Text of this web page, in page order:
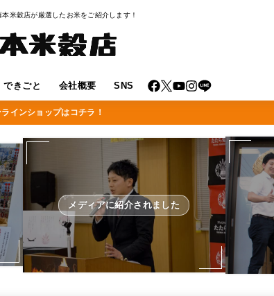
米穀店が厳選したお米をご紹介します！
できごと 会社概要 SNS
インショップはコチラ！
メディアに紹介されました